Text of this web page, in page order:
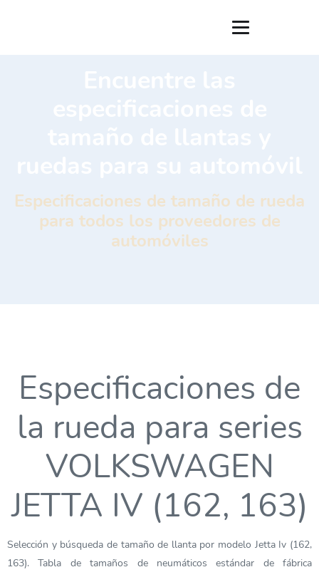
Especificaciones de tamaño de rueda
para todos los proveedores de
automóviles
Especificaciones de
la rueda para series
VOLKSWAGEN
JETTA IV (162, 163)
Selección y búsqueda de tamaño de llanta por modelo Jetta Iv (162,
163). Tabla de tamaños de neumáticos estándar de fábrica